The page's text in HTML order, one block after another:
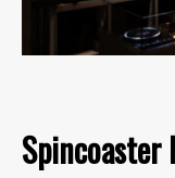
Spincoaster